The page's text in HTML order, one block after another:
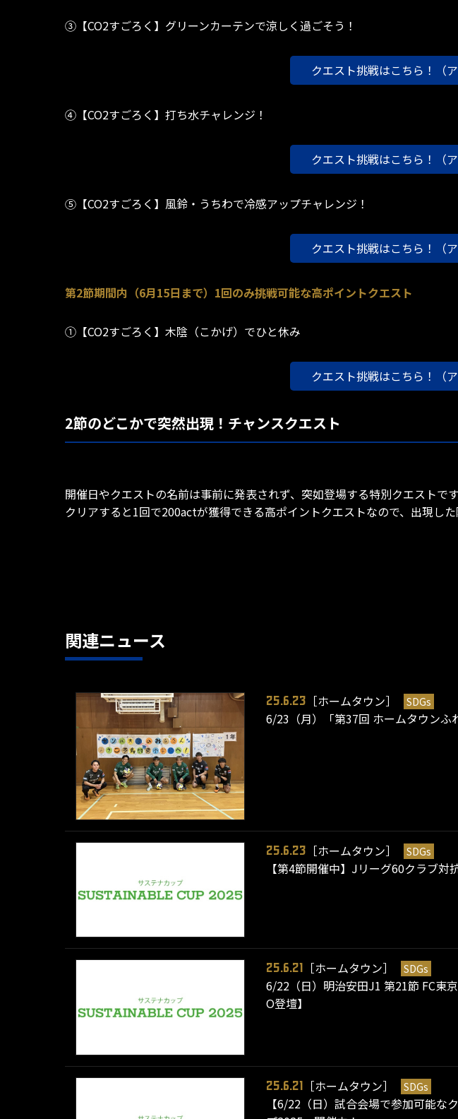
③【CO2すごろく】グリーンカーテンで涼しく過ごそう！
クエスト挑戦はこちら！（
④【CO2すごろく】打ち水チャレンジ！
クエスト挑戦はこちら！（
⑤【CO2すごろく】風鈴・うちわで冷感アップチャレンジ！
クエスト挑戦はこちら！（
第2節期間内（6月15日まで）1回のみ挑戦可能な高ポイントクエスト
①【CO2すごろく】木陰（こかげ）でひと休み
クエスト挑戦はこちら！（
2節のどこかで突然出現！チャンスクエスト
開催日やクエストの名前は事前に発表されず、突如登場する特別クエストです
クリアすると1回で200actが獲得できる高ポイントクエストなので、出現し
関連ニュース
25.6.23 ［ホームタウン］ SDGs
6/23（月）「第37回 ホームタウンふ
25.6.23 ［ホームタウン］ SDGs
【第4節開催中】Jリーグ60クラブ対
25.6.21 ［ホームタウン］ SDGs
6/22（日）明治安田J1 第21節 FC東
O登壇】
25.6.21 ［ホームタウン］ SDGs
【6/22（日）試合会場で参加可能